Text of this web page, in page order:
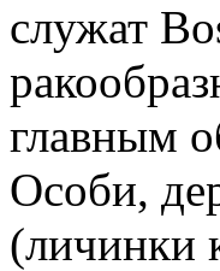
служат
главным
Особи,
(личинки